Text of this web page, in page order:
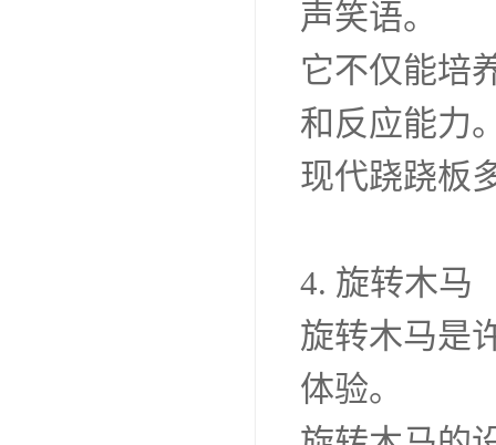
声笑语。
它不仅能培
和反应能力
现代跷跷板
4. 旋转木马
旋转木马是
体验。